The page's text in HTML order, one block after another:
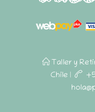
Taller y
Chile |